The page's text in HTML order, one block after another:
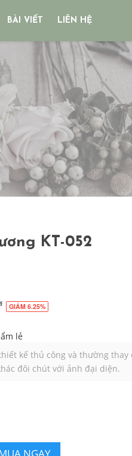
BÀI VIẾT LIÊN HỆ
KT-052
GIẢM 6.25%
lẻ
kế thủ công và thường
đôi chút với ảnh đại diện.